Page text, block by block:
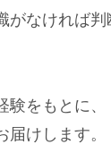
なければ
験をもとに、
けします。